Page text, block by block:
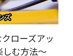
ローズアッ
む方法～